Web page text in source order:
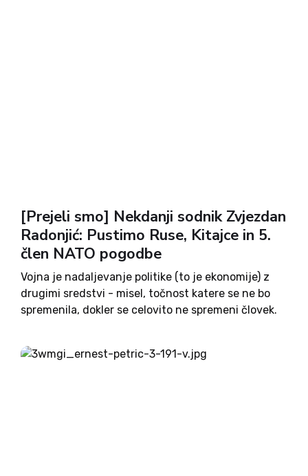
[Prejeli smo] Nekdanji sodnik Zvjezdan
Radonjić: Pustimo Ruse, Kitajce in 5.
člen NATO pogodbe
Vojna je nadaljevanje politike (to je ekonomije) z
drugimi sredstvi - misel, točnost katere se ne bo
spremenila, dokler se celovito ne spremeni človek.
ki so notranja zakonitost političnih dogajanj in
smernic....